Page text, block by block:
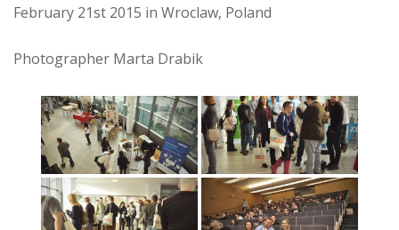
February 21st 2015 in Wroclaw, Poland
Photographer Marta Drabik